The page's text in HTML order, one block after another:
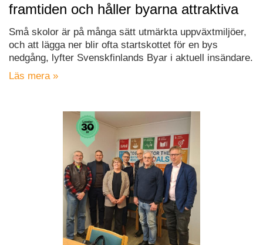
framtiden och håller byarna attraktiva
Små skolor är på många sätt utmärkta uppväxtmiljöer,
och att lägga ner blir ofta startskottet för en bys
nedgång, lyfter Svenskfinlands Byar i aktuell insändare.
Läs mera »